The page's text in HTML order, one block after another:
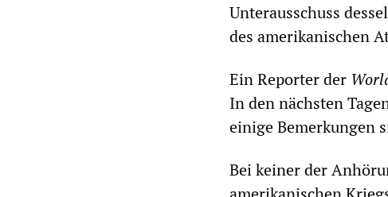
Unterausschuss
des amerikanischen
Ein Reporter der
In den nächsten
einige Bemerkungen
Bei keiner der